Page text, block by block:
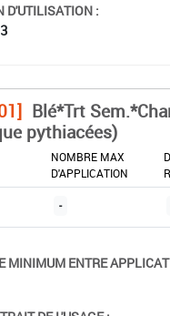
D'UTILISATION :
Blé*Trt
pythiacées)
NOMBRE MAX
D'APPLICATION
-
MINIMUM ENTRE